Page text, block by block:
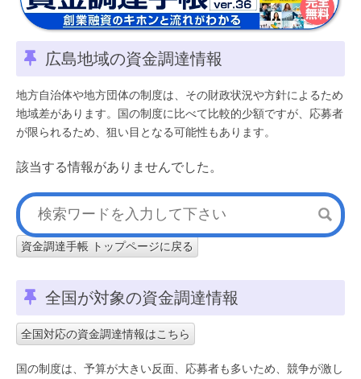
広島地域の資金調達情報
地方自治体や地方団体の制度は、その財政状況や方針によるため
地域差があります。国の制度に比べて比較的少額ですが、応募者
が限られるため、狙い目となる可能性もあります。
該当する情報がありませんでした。
資金調達手帳 トップページに戻る
全国が対象の資金調達情報
全国対応の資金調達情報はこちら
国の制度は、予算が大きい反面、応募者も多いため、競争が激し